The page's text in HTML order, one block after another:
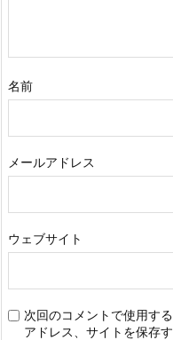
名前
メールアドレス
ウェブサイト
次回のコメントで使用す
アドレス、サイトを保存す